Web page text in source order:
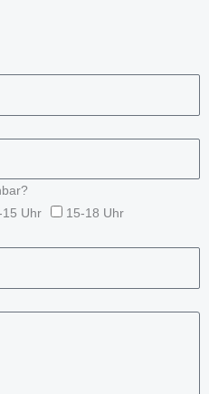
15 Uhr
15-18 Uhr